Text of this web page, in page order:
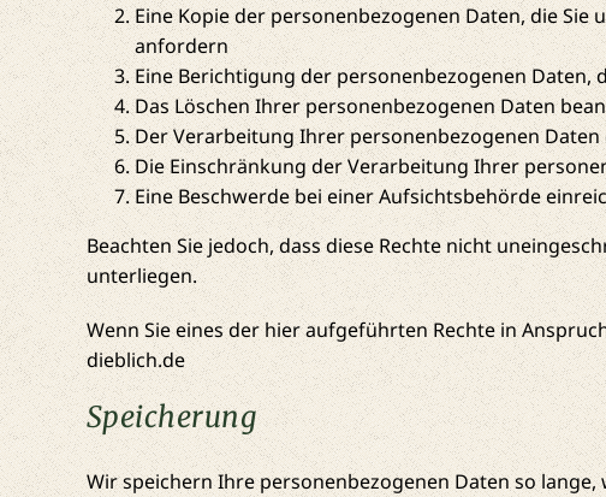
Eine Kopie der personenbezogenen Daten, die
anfordern
Eine Berichtigung der personenbezogenen
Das Löschen Ihrer personenbezogenen Daten
Der Verarbeitung Ihrer personenbezogenen
Die Einschränkung der Verarbeitung Ihrer
Eine Beschwerde bei einer Aufsichtsbehörde
Beachten Sie jedoch, dass diese Rechte nicht
unterliegen.
Wenn Sie eines der hier aufgeführten Rechte in
dieblich.de
Speicherung
Wir speichern Ihre personenbezogenen Daten so